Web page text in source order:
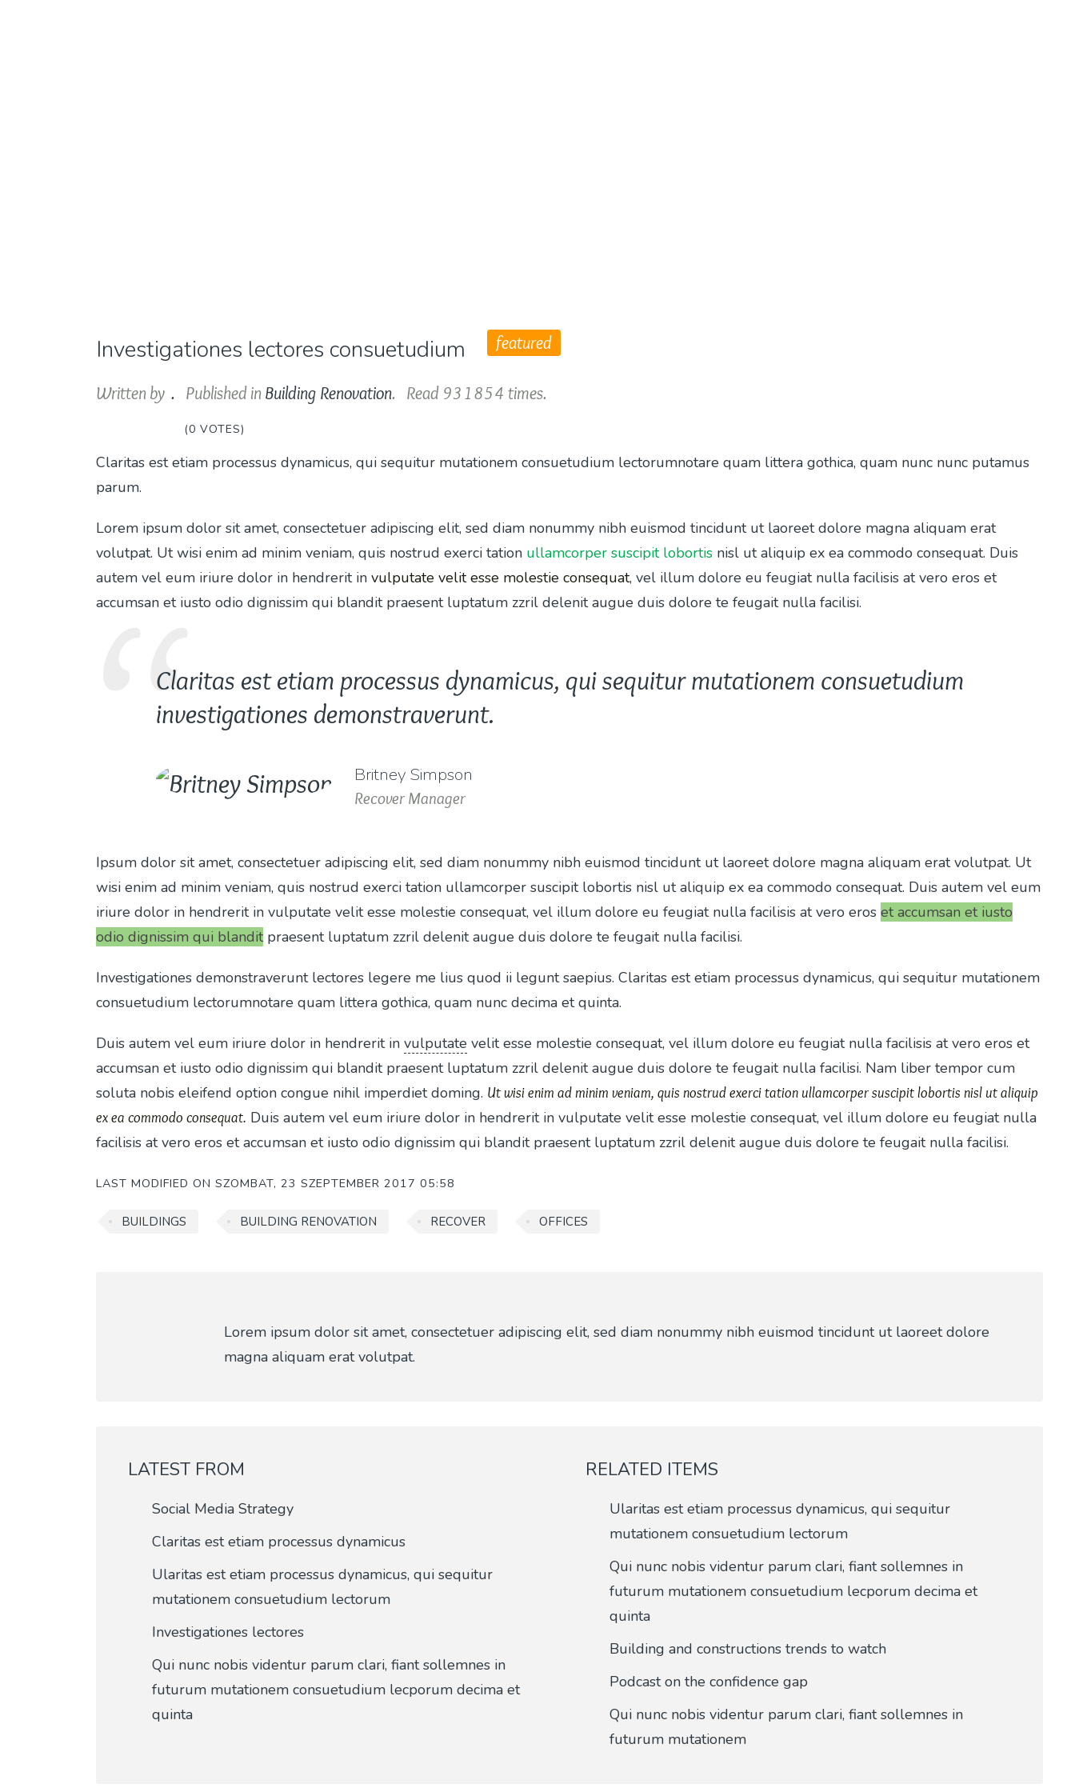
Investigationes lectores consuetudium featured
Written by . Published in Building Renovation. Read 931854 times.
1
2
3
4
5
(0 VOTES)
Claritas est etiam processus dynamicus, qui sequitur mutationem consuetudium lectorumnotare quam littera gothica, quam nunc nunc putamus
parum.
Lorem ipsum dolor sit amet, consectetuer adipiscing elit, sed diam nonummy nibh euismod tincidunt ut laoreet dolore magna aliquam erat
volutpat. Ut wisi enim ad minim veniam, quis nostrud exerci tation ullamcorper suscipit lobortis nisl ut aliquip ex ea commodo consequat. Duis
autem vel eum iriure dolor in hendrerit in vulputate velit esse molestie consequat, vel illum dolore eu feugiat nulla facilisis at vero eros et
accumsan et iusto odio dignissim qui blandit praesent luptatum zzril delenit augue duis dolore te feugait nulla facilisi.
Claritas est etiam processus dynamicus, qui sequitur mutationem consuetudium
investigationes demonstraverunt.
Britney Simpson
Recover Manager
Ipsum dolor sit amet, consectetuer adipiscing elit, sed diam nonummy nibh euismod tincidunt ut laoreet dolore magna aliquam erat volutpat. Ut
wisi enim ad minim veniam, quis nostrud exerci tation ullamcorper suscipit lobortis nisl ut aliquip ex ea commodo consequat. Duis autem vel eum
iriure dolor in hendrerit in vulputate velit esse molestie consequat, vel illum dolore eu feugiat nulla facilisis at vero eros et accumsan et iusto
odio dignissim qui blanditpraesent luptatum zzril delenit augue duis dolore te feugait nulla facilisi.
Investigationes demonstraverunt lectores legere me lius quod ii legunt saepius. Claritas est etiam processus dynamicus, qui sequitur mutationem
consuetudium lectorumnotare quam littera gothica, quam nunc decima et quinta.
Duis autem vel eum iriure dolor in hendrerit in vulputate velit esse molestie consequat, vel illum dolore eu feugiat nulla facilisis at vero eros et
accumsan et iusto odio dignissim qui blandit praesent luptatum zzril delenit augue duis dolore te feugait nulla facilisi. Nam liber tempor cum
soluta nobis eleifend option congue nihil imperdiet doming. Ut wisi enim ad minim veniam, quis nostrud exerci tation ullamcorper suscipit lobortis nisl ut aliquip
ex ea commodo consequat. Duis autem vel eum iriure dolor in hendrerit in vulputate velit esse molestie consequat, vel illum dolore eu feugiat nulla
facilisis at vero eros et accumsan et iusto odio dignissim qui blandit praesent luptatum zzril delenit augue duis dolore te feugait nulla facilisi.
LAST MODIFIED ON SZOMBAT, 23 SZEPTEMBER 2017 05:58
BUILDINGS BUILDING RENOVATION RECOVER OFFICES
Lorem ipsum dolor sit amet, consectetuer adipiscing elit, sed diam nonummy nibh euismod tincidunt ut laoreet dolore
magna aliquam erat volutpat.
LATEST FROM
Social Media Strategy
Claritas est etiam processus dynamicus
Ularitas est etiam processus dynamicus, qui sequitur
mutationem consuetudium lectorum
Investigationes lectores
Qui nunc nobis videntur parum clari, fiant sollemnes in
futurum mutationem consuetudium lecporum decima et
quinta
RELATED ITEMS
Ularitas est etiam processus dynamicus, qui sequitur
mutationem consuetudium lectorum
Qui nunc nobis videntur parum clari, fiant sollemnes in
futurum mutationem consuetudium lecporum decima et
quinta
Building and constructions trends to watch
Podcast on the confidence gap
Qui nunc nobis videntur parum clari, fiant sollemnes in
futurum mutationem